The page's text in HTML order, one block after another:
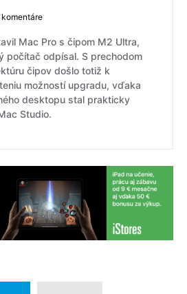
komentáre
Mac Pro s čipom M2 Ultra,
počítač odpísal. S prechodom
čipov došlo totiž k
možností upgradu, vďaka
desktopu stal prakticky
Studio.